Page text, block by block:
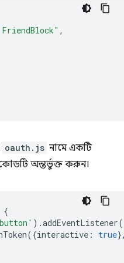
,
oauth.js নামে একটি
অন্তর্ভুক্ত করুন।
{
).addEventListener(
({interactive : true